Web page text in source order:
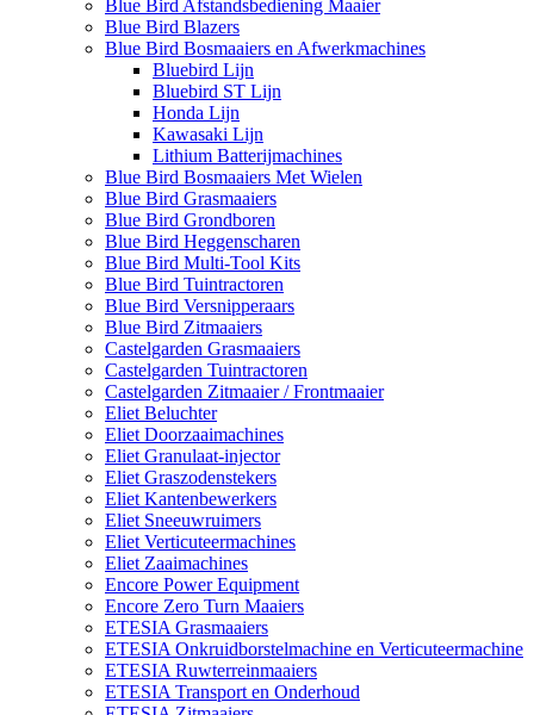
Blue Bird Afstandsbediening Maaier
Blue Bird Blazers
Blue Bird Bosmaaiers en Afwerkmachines
Bluebird Lijn
Bluebird ST Lijn
Honda Lijn
Kawasaki Lijn
Lithium Batterijmachines
Blue Bird Bosmaaiers Met Wielen
Blue Bird Grasmaaiers
Blue Bird Grondboren
Blue Bird Heggenscharen
Blue Bird Multi-Tool Kits
Blue Bird Tuintractoren
Blue Bird Versnipperaars
Blue Bird Zitmaaiers
Castelgarden Grasmaaiers
Castelgarden Tuintractoren
Castelgarden Zitmaaier / Frontmaaier
Eliet Beluchter
Eliet Doorzaaimachines
Eliet Granulaat-injector
Eliet Graszodenstekers
Eliet Kantenbewerkers
Eliet Sneeuwruimers
Eliet Verticuteermachines
Eliet Zaaimachines
Encore Power Equipment
Encore Zero Turn Maaiers
ETESIA Grasmaaiers
ETESIA Onkruidborstelmachine en Verticuteermachine
ETESIA Ruwterreinmaaiers
ETESIA Transport en Onderhoud